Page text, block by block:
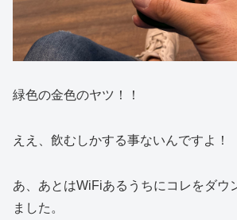
緑色の金色のヤツ！！
ええ、飲むしかする事ないんですよ！
あ、あとはWiFiあるうちにコレをダウ
ました。